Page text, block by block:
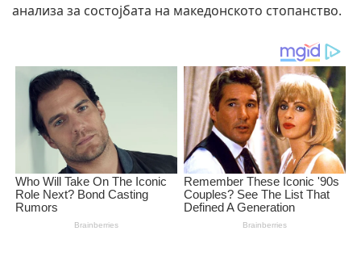
анализа за состојбата на македонското стопанство.